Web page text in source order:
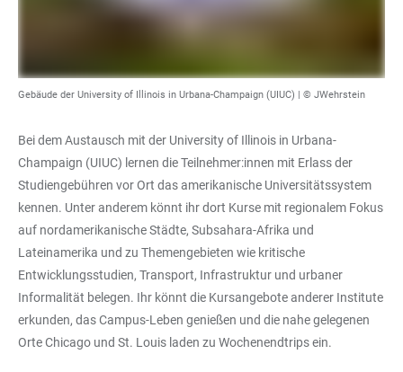
Gebäude der University of Illinois in Urbana-Champaign (UIUC) | © JWehrstein
Bei dem Austausch mit der University of Illinois in Urbana-
Champaign (UIUC) lernen die Teilnehmer:innen mit Erlass der
Studiengebühren vor Ort das amerikanische Universitätssystem
kennen. Unter anderem könnt ihr dort Kurse mit regionalem Fokus
auf nordamerikanische Städte, Subsahara-Afrika und
Lateinamerika und zu Themengebieten wie kritische
Entwicklungsstudien, Transport, Infrastruktur und urbaner
Informalität belegen. Ihr könnt die Kursangebote anderer Institute
erkunden, das Campus-Leben genießen und die nahe gelegenen
Orte Chicago und St. Louis laden zu Wochenendtrips ein.